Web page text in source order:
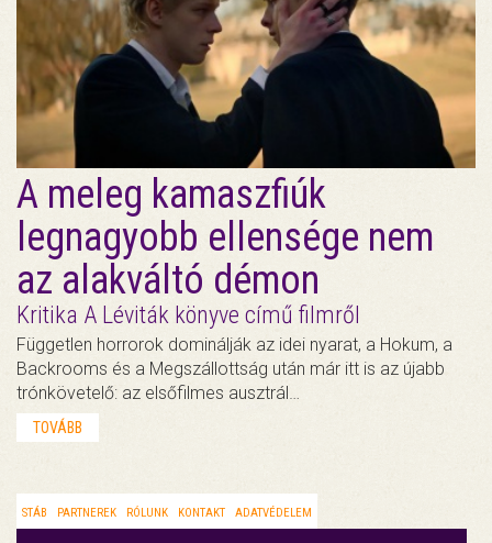
A meleg kamaszfiúk
legnagyobb ellensége nem
az alakváltó démon
Kritika A Léviták könyve című filmről
Független horrorok dominálják az idei nyarat, a Hokum, a
Backrooms és a Megszállottság után már itt is az újabb
trónkövetelő: az elsőfilmes ausztrál…
TOVÁBB
STÁB PARTNEREK RÓLUNK KONTAKT ADATVÉDELEM